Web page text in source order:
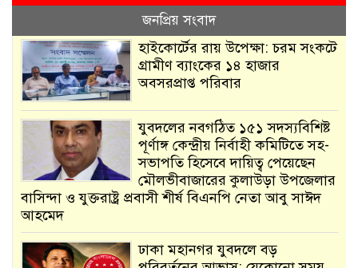
জনপ্রিয় সংবাদ
হাইকোর্টের রায় উপেক্ষা: চরম সংকটে
গ্রামীণ ব্যাংকের ১৪ হাজার
অবসরপ্রাপ্ত পরিবার
যুবদলের নবগঠিত ১৫১ সদস্যবিশিষ্ট
পূর্ণাঙ্গ কেন্দ্রীয় নির্বাহী কমিটিতে সহ-
সভাপতি হিসেবে দায়িত্ব পেয়েছেন
মৌলভীবাজারের কুলাউড়া উপজেলার
বাসিন্দা ও যুক্তরাষ্ট্র প্রবাসী শীর্ষ বিএনপি নেতা আবু সাঈদ
আহমেদ
ঢাকা মহানগর যুবদলে বড়